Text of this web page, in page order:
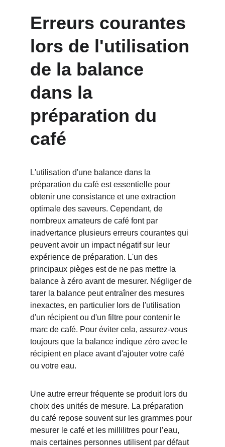
Erreurs courantes
lors de l'utilisation
de la balance
dans la
préparation du
café
L'utilisation d'une balance dans la
préparation du café est essentielle pour
obtenir une consistance et une extraction
optimale des saveurs. Cependant, de
nombreux amateurs de café font par
inadvertance plusieurs erreurs courantes qui
peuvent avoir un impact négatif sur leur
expérience de préparation. L'un des
principaux pièges est de ne pas mettre la
balance à zéro avant de mesurer. Négliger de
tarer la balance peut entraîner des mesures
inexactes, en particulier lors de l'utilisation
d'un récipient ou d'un filtre pour contenir le
marc de café. Pour éviter cela, assurez-vous
toujours que la balance indique zéro avec le
récipient en place avant d'ajouter votre café
ou votre eau.
Une autre erreur fréquente se produit lors du
choix des unités de mesure. La préparation
du café repose souvent sur les grammes pour
mesurer le café et les millilitres pour l’eau,
mais certaines personnes utilisent par défaut